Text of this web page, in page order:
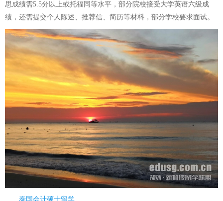
思成绩需5.5分以上或托福同等水平，部分院校接受大学英语六级成
绩，还需提交个人陈述、推荐信、简历等材料，部分学校要求面试。
泰国会计硕士留学